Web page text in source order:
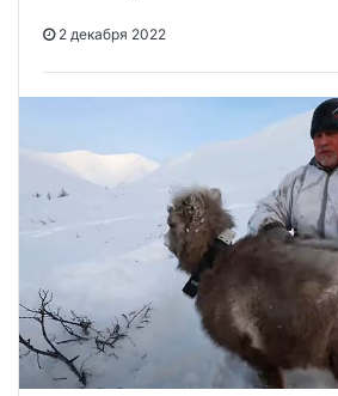
2 декабря 2022